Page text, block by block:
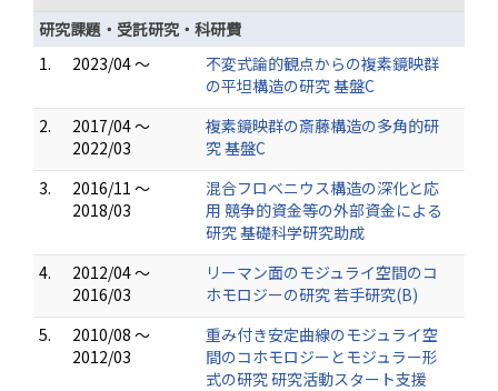
研究課題・受託研究・科研費
1.
2023/04 ～
不変式論的観点からの複素鏡映群
の平坦構造の研究 基盤C
2.
2017/04 ～
2022/03
複素鏡映群の斎藤構造の多角的研
究 基盤C
3.
2016/11 ～
2018/03
混合フロベニウス構造の深化と応
用 競争的資金等の外部資金による
研究 基礎科学研究助成
4.
2012/04 ～
2016/03
リーマン面のモジュライ空間のコ
ホモロジーの研究 若手研究(B)
5.
2010/08 ～
2012/03
重み付き安定曲線のモジュライ空
間のコホモロジーとモジュラー形
式の研究 研究活動スタート支援